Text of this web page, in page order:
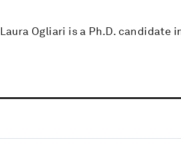
Laura Ogliari is a Ph.D. candidate